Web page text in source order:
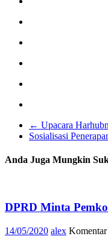
← Upacara
Sosialisasi
Anda Juga Mungkin
DPRD Minta
14/05/2020 alex